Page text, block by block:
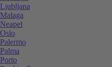
Ljubljana
Malaga
Neapel
Oslo
Palermo
Palma
Porto